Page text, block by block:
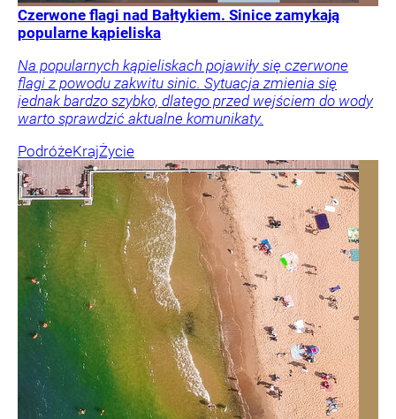
Czerwone flagi nad Bałtykiem. Sinice zamykają
popularne kąpieliska
Na popularnych kąpieliskach pojawiły się czerwone
flagi z powodu zakwitu sinic. Sytuacja zmienia się
jednak bardzo szybko, dlatego przed wejściem do wody
warto sprawdzić aktualne komunikaty.
PodróżeKrajŻycie